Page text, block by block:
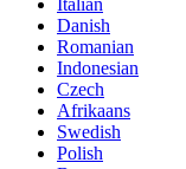
Italian
Danish
Romanian
Indonesian
Czech
Afrikaans
Swedish
Polish